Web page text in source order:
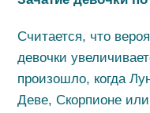
Считается, что
девочки
произошло, когда
Деве, Скорпионе